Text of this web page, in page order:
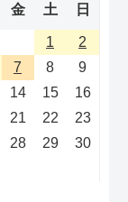
金 土 日
1
2
7 8
9
14 15
16
21 22
23
28 29
30